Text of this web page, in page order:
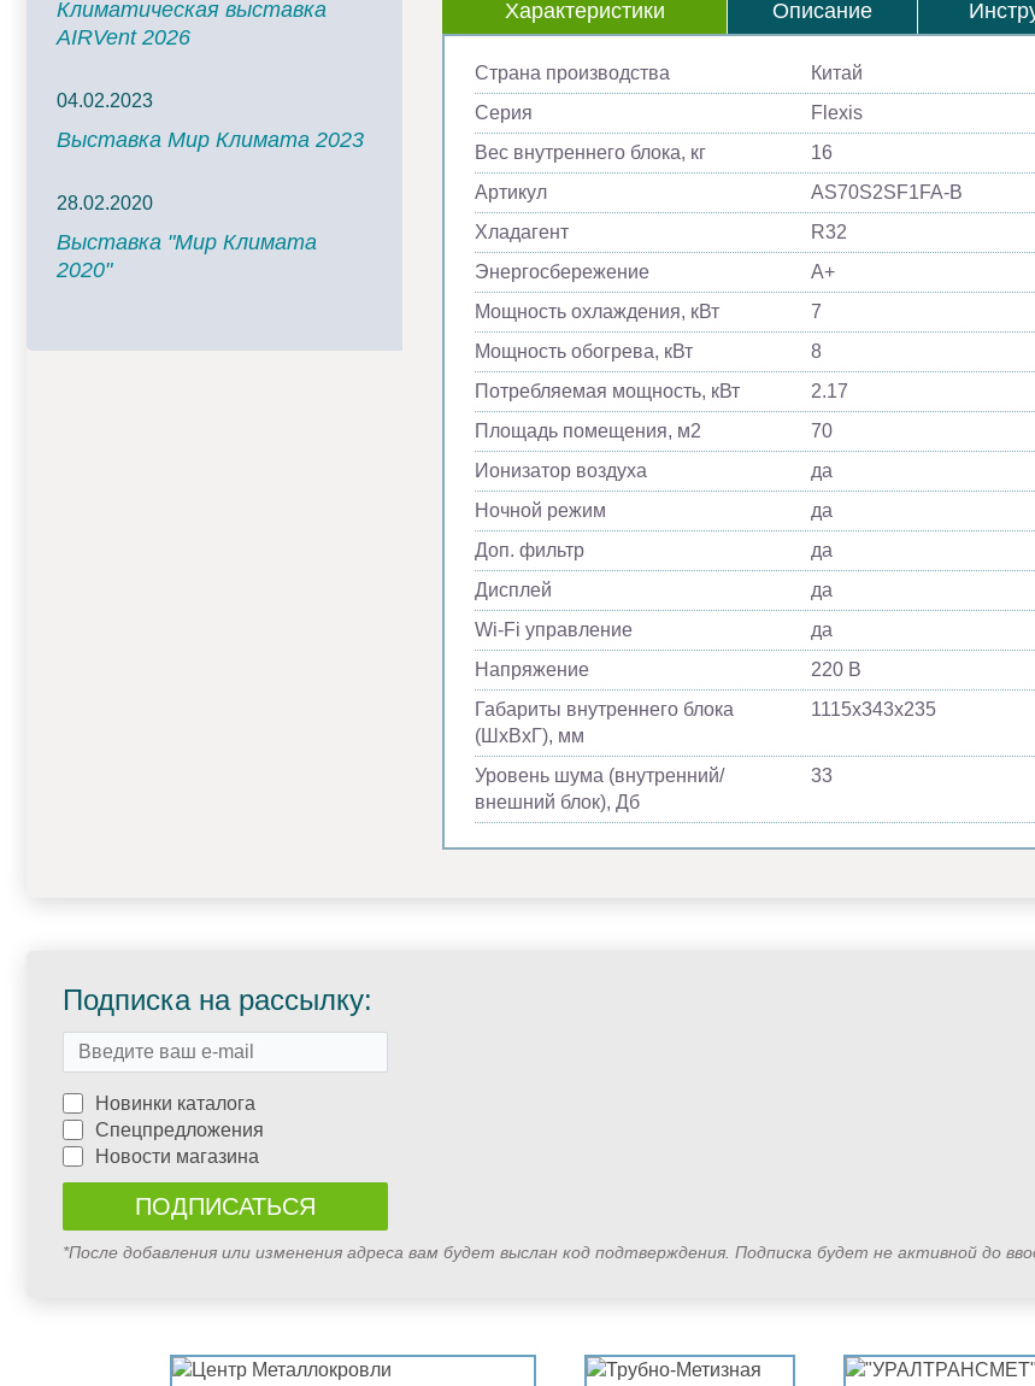
Климатическая выставка
AIRVent 2026
04.02.2023
Выставка Мир Климата 2023
28.02.2020
Выставка "Мир Климата
2020"
Характеристики Описание
Страна производства
Китай
Серия
Flexis
Вес внутреннего блока, кг
16
Артикул
AS70S2SF1FA-B
Хладагент
R32
Энергосбережение
A+
Мощность охлаждения, кВт
7
Мощность обогрева, кВт
8
Потребляемая мощность, кВт
2.17
Площадь помещения, м2
70
Ионизатор воздуха
да
Ночной режим
да
Доп. фильтр
да
Дисплей
да
Wi-Fi управление
да
Напряжение
220 В
Габариты внутреннего блока
(ШхВхГ), мм
1115х343х235
Уровень шума (внутренний/
внешний блок), Дб
33
Подписка на рассылку:
Новинки каталога
Спецпредложения
Новости магазина
*После добавления или изменения адреса вам будет выслан код подтверждения. Подписка будет не активной до